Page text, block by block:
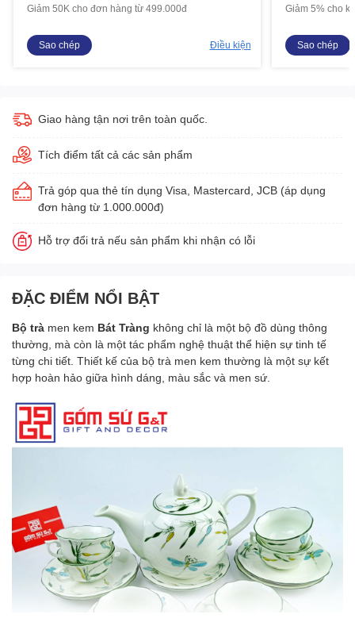
Giảm 50K cho đơn hàng từ 499.000đ
Sao chép Điều kiện
Giảm 5% cho
Sao chép
Giao hàng tận nơi trên toàn quốc.
Tích điểm tất cả các sản phẩm
Trả góp qua thẻ tín dụng Visa, Mastercard, JCB (áp dụng
đơn hàng từ 1.000.000đ)
Hỗ trợ đổi trả nếu sản phẩm khi nhận có lỗi
ĐẶC ĐIỂM NỔI BẬT
Bộ trà men kem Bát Tràng không chỉ là một bộ đồ dùng thông
thường, mà còn là một tác phẩm nghệ thuật thể hiện sự tinh tế
từng chi tiết. Thiết kế của bộ trà men kem thường là một sự kết
hợp hoàn hảo giữa hình dáng, màu sắc và men sứ.